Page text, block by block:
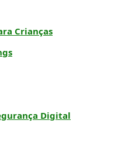
Crianças
Digital